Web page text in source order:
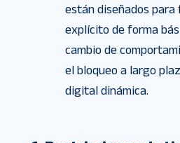
están diseñados
explícito de forma
cambio de
el bloqueo a largo
digital dinámica.